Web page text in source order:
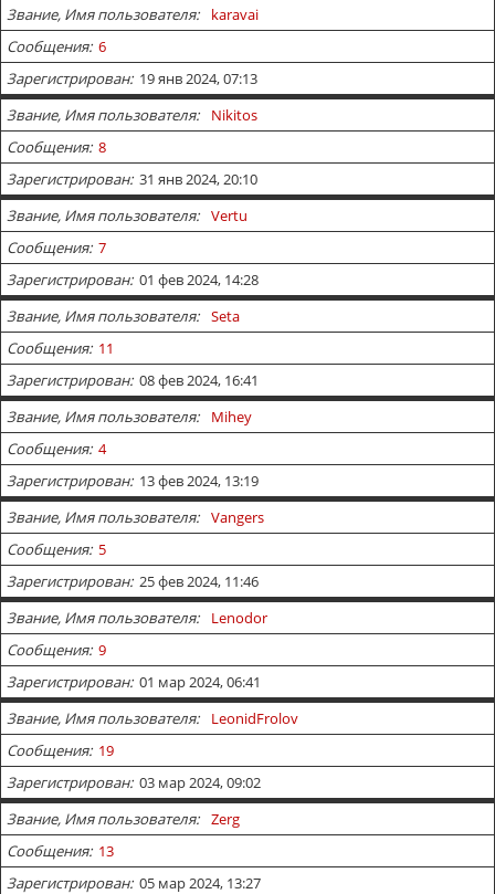
Звание, Имя пользователя
karavai
Сообщения 6
Зарегистрирован 19 янв 2024, 07:13
Звание, Имя пользователя
Nikitos
Сообщения 8
Зарегистрирован 31 янв 2024, 20:10
Звание, Имя пользователя
Vertu
Сообщения 7
Зарегистрирован 01 фев 2024, 14:28
Звание, Имя пользователя
Seta
Сообщения 11
Зарегистрирован 08 фев 2024, 16:41
Звание, Имя пользователя
Mihey
Сообщения 4
Зарегистрирован 13 фев 2024, 13:19
Звание, Имя пользователя
Vangers
Сообщения 5
Зарегистрирован 25 фев 2024, 11:46
Звание, Имя пользователя
Lenodor
Сообщения 9
Зарегистрирован 01 мар 2024, 06:41
Звание, Имя пользователя
LeonidFrolov
Сообщения 19
Зарегистрирован 03 мар 2024, 09:02
Звание, Имя пользователя
Zerg
Сообщения 13
Зарегистрирован 05 мар 2024, 13:27